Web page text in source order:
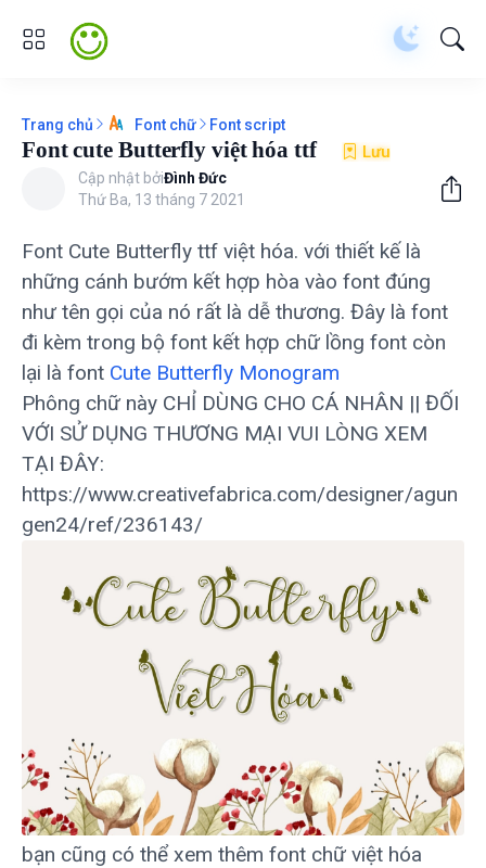
Trang chủ Font chữ Font script
Font cute Butterfly việt hóa ttf Lưu
Cập nhật bởiĐình Đức
Thứ Ba, 13 tháng 7 2021
Font Cute Butterfly ttf việt hóa. với thiết kế là
những cánh bướm kết hợp hòa vào font đúng
như tên gọi của nó rất là dễ thương. Đây là font
đi kèm trong bộ font kết hợp chữ lồng font còn
lại là font Cute Butterfly Monogram
Phông chữ này CHỈ DÙNG CHO CÁ NHÂN || ĐỐI
VỚI SỬ DỤNG THƯƠNG MẠI VUI LÒNG XEM
TẠI ĐÂY:
https://www.creativefabrica.com/designer/agun
gen24/ref/236143/
bạn cũng có thể xem thêm font chữ việt hóa